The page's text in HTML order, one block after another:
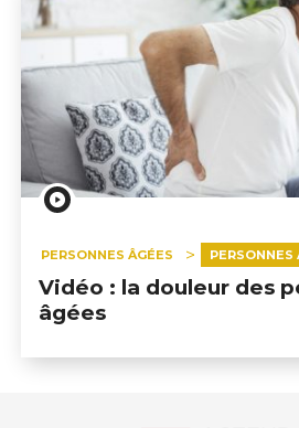
PERSONNES ÂGÉES PERSONNES
Vidéo : la douleur des
âgées